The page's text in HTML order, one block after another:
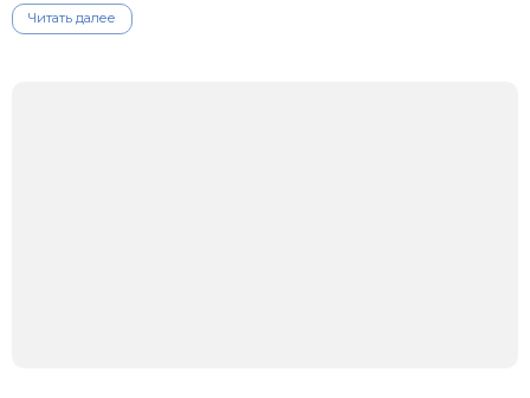
Читать далее